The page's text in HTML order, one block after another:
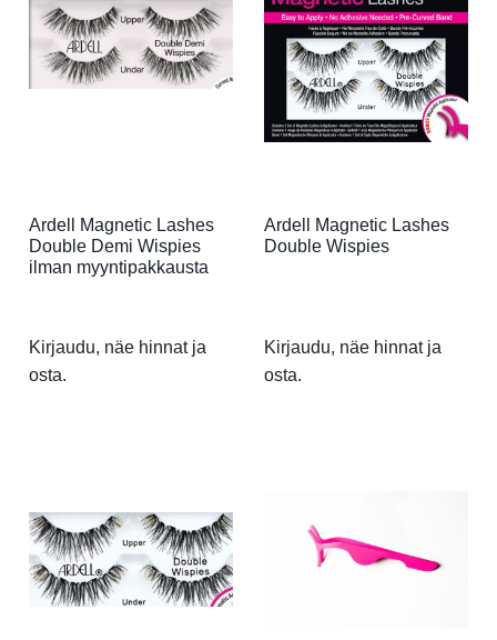
Ardell Magnetic Lashes
Double Demi Wispies
ilman myyntipakkausta
Kirjaudu, näe hinnat ja
osta.
Ardell Magnetic Lashes
Double Wispies
Kirjaudu, näe hinnat ja
osta.